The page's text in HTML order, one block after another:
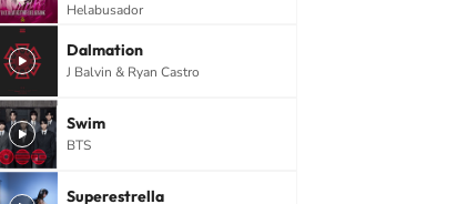
Helabusador
Dalmation
J Balvin & Ryan Castro
Swim
BTS
Superestrella